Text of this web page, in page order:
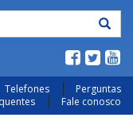
Canais
Telefones
Perguntas
Fale conosco